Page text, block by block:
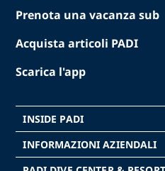
Prenota una vacanza sub
Acquista articoli PADI
Scarica l'app
INSIDE PADI
INFORMAZIONI AZIENDALI